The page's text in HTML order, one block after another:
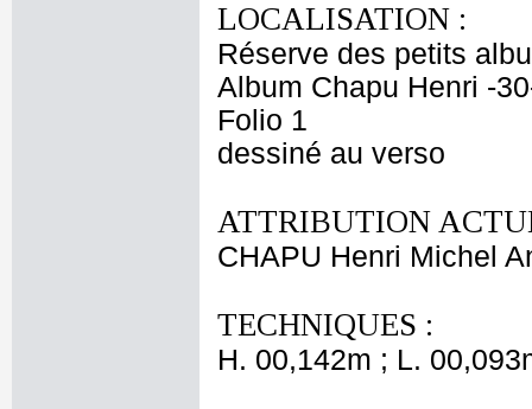
LOCALISATION :
Réserve des petits
Album Chapu Henri -
Folio 1
dessiné au verso
ATTRIBUTION
CHAPU Henri Michel
TECHNIQUES :
H. 00,142m ; L.